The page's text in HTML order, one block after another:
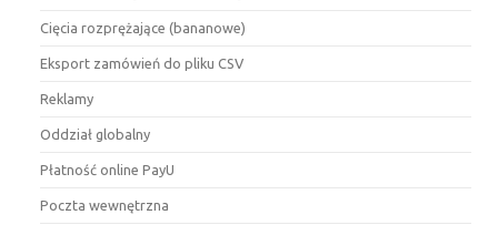
Cięcia rozprężające (bananowe)
Eksport zamówień do pliku CSV
Reklamy
Oddział globalny
Płatność online PayU
Poczta wewnętrzna